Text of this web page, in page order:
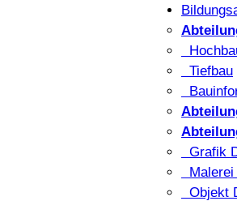
Tiefbau
Grafik
Malerei
Objekt